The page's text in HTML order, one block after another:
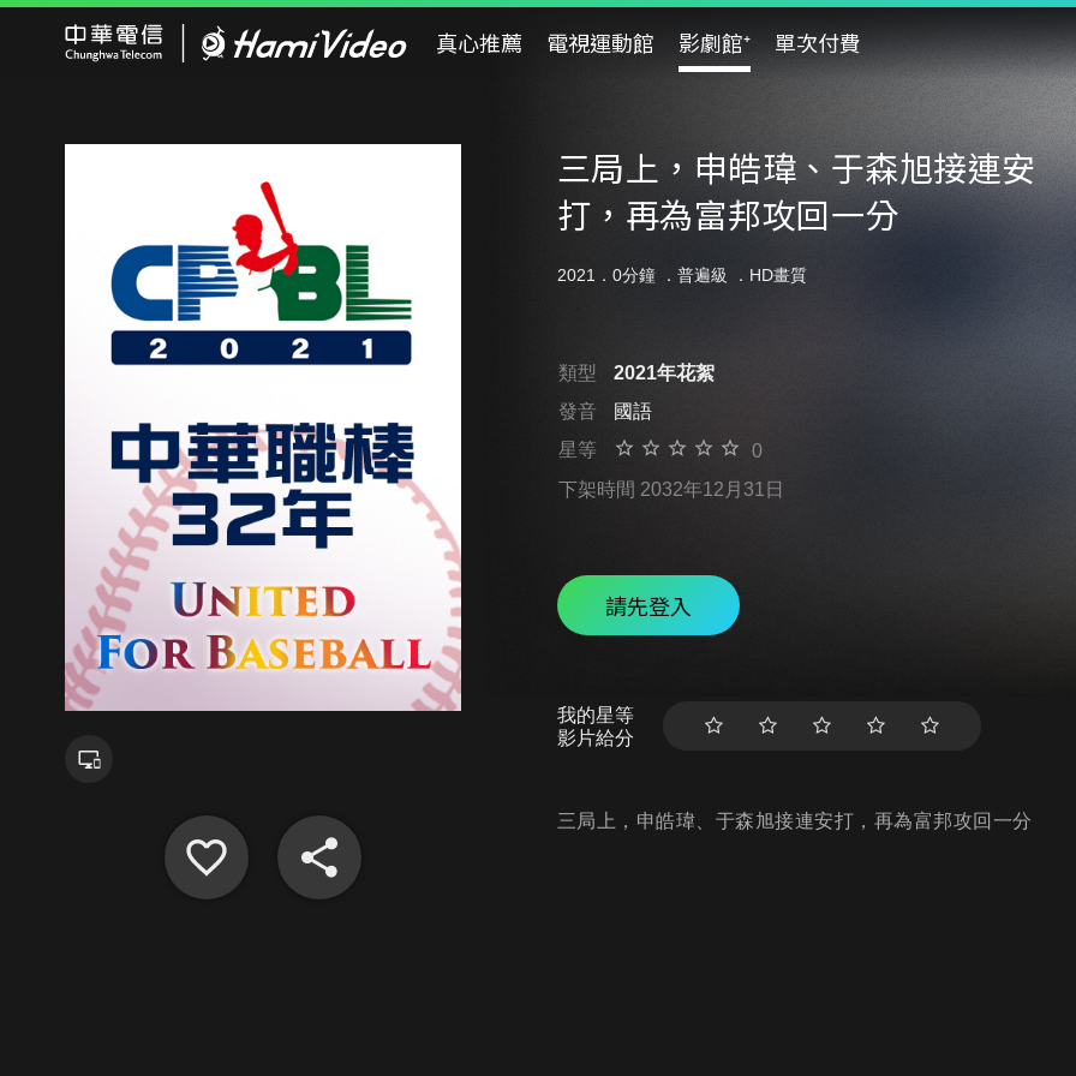
真心推薦 電視運動館 影劇館⁺ 單次付費
三局上，申皓瑋、于森旭接連安
打，再為富邦攻回一分
2021．0分鐘 ． 普遍級 ．HD畫質
類型
2021年花絮
發音
國語
星等
0
下架時間 2032年12月31日
請先登入
我的星等
影片給分
三局上，申皓瑋、于森旭接連安打，再為富邦攻回一分